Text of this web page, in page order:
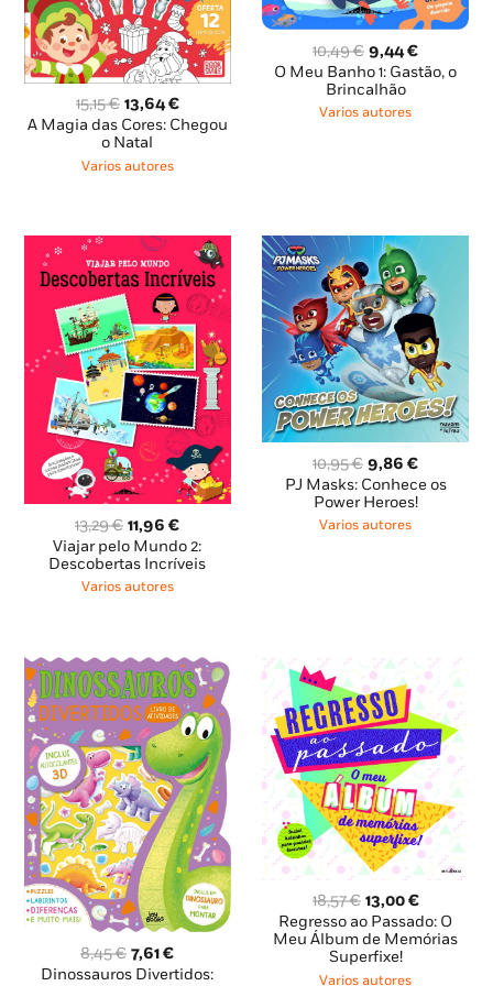
15,15€ O
preço
original
era:
13,64€O
preço
A Magia das Cores: Chegou
o Natal
Varios autores
10,49€ O
preço
original
era:
9,44€O
preço
O Meu Banho 1: Gastão, o
Brincalhão
Varios autores
13,29€ O
preço
original
era:
11,96€O
preço
atual
Viajar pelo Mundo 2:
Descobertas Incríveis
Varios autores
10,95€ O
preço
original
era:
9,86€O
preço
atual
PJ Masks: Conhece os
Power Heroes!
Varios autores
8,45€ O
preço
7,61€O
preço
Dinossauros Divertidos:
18,57€ O
preço
original
era:
18,57 €.
13,00€O
preço
atual
Regresso ao Passado: O
Meu Álbum de Memórias
Superfixe!
Varios autores